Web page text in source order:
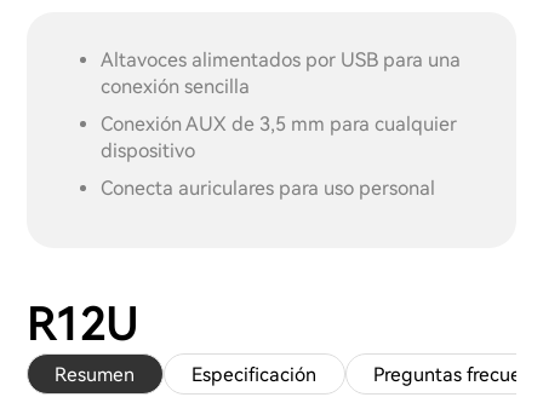
Altavoces alimentados por USB para una
conexión sencilla
Conexión AUX de 3,5 mm para cualquier
dispositivo
Conecta auriculares para uso personal
R12U
Resumen Especificación Preguntas